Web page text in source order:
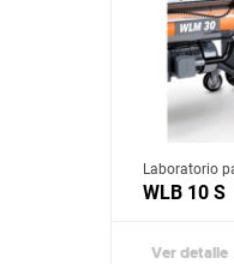
Laboratorio
WLB 10 S
Ver detalle